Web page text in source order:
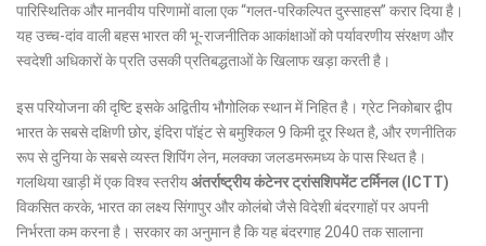
पारिस्थितिक और मानवीय परिणामों वाला एक “गलत-परिकल्पित दुस्साहस” करार दिया है।
यह उच्च-दांव वाली बहस भारत की भू-राजनीतिक आकांक्षाओं को पर्यावरणीय संरक्षण और
स्वदेशी अधिकारों के प्रति उसकी प्रतिबद्धताओं के खिलाफ खड़ा करती है।
इस परियोजना की दृष्टि इसके अद्वितीय भौगोलिक स्थान में निहित है। ग्रेट निकोबार द्वीप
भारत के सबसे दक्षिणी छोर, इंदिरा पॉइंट से बमुश्किल 9 किमी दूर स्थित है, और रणनीतिक
रूप से दुनिया के सबसे व्यस्त शिपिंग लेन, मलक्का जलडमरूमध्य के पास स्थित है।
गलथिया खाड़ी में एक विश्व स्तरीयअंतर्राष्ट्रीय कंटेनर ट्रांसशिपमेंट टर्मिनल (ICTT)
विकसित करके, भारत का लक्ष्य सिंगापुर और कोलंबो जैसे विदेशी बंदरगाहों पर अपनी
निर्भरता कम करना है। सरकार का अनुमान है कि यह बंदरगाह 2040 तक सालाना